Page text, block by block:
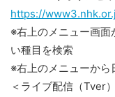
https://
※右上のメニュー画面
い種目を検索
※右上のメニューか
＜ライブ配信（Tver